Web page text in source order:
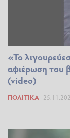
«Το
αφιέρωση του
(video)
ΠΟΛΙΤΙΚΆ